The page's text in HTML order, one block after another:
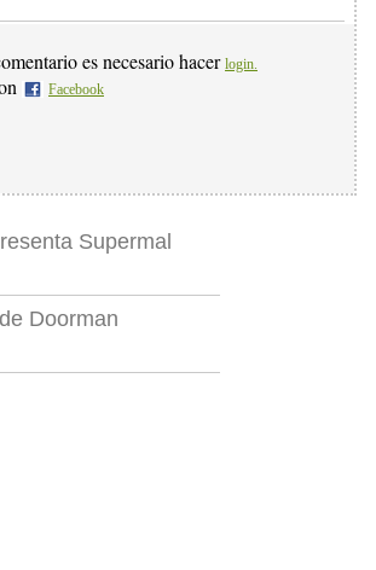
es necesario hacer login.
Facebook
Supermal
Doorman